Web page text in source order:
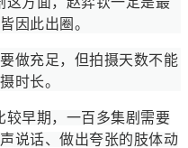
因此出圈。
做充足，但拍摄天数不能
时长。
较早期，一百多集剧需要
说话、做出夸张的肢体动